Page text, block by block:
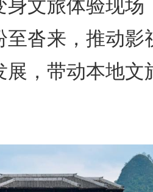
身文旅体验现场
至沓来，推动影
展，带动本地文